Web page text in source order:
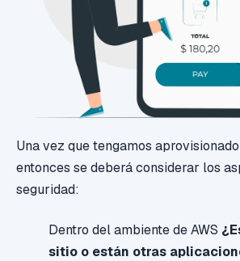
Una vez que tengamos
entonces se deberá considerar los
seguridad:
Dentro del ambiente de AWS
sitio o están otras